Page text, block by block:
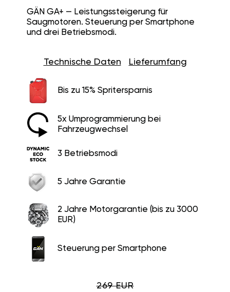
GÄN GA+ — Leistungssteigerung für
Saugmotoren. Steuerung per Smartphone
und drei Betriebsmodi.
Technische Daten Lieferumfang
Bis zu 15% Spritersparnis
5x Umprogrammierung bei
Fahrzeugwechsel
3 Betriebsmodi
5 Jahre Garantie
2 Jahre Motorgarantie (bis zu 3000
EUR)
Steuerung per Smartphone
269 EUR